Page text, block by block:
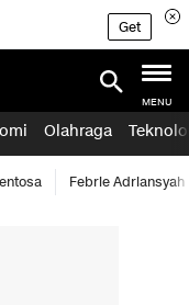
Get
MENU
Olahraga
Febrie Adriansyah